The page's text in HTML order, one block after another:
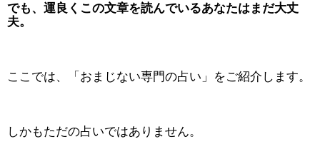
でも、運良くこの文章を読んでいるあなたはまだ大丈
夫。
ここでは、「おまじない専門の占い」をご紹介します。
しかもただの占いではありません。